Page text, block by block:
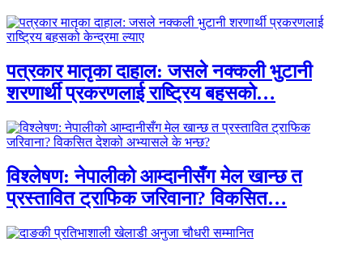
पत्रकार मातृका दाहाल: जसले नक्कली भुटानी
शरणार्थी प्रकरणलाई राष्ट्रिय बहसको…
विश्लेषण: नेपालीको आम्दानीसँग मेल खान्छ त
प्रस्तावित ट्राफिक जरिवाना? विकसित…